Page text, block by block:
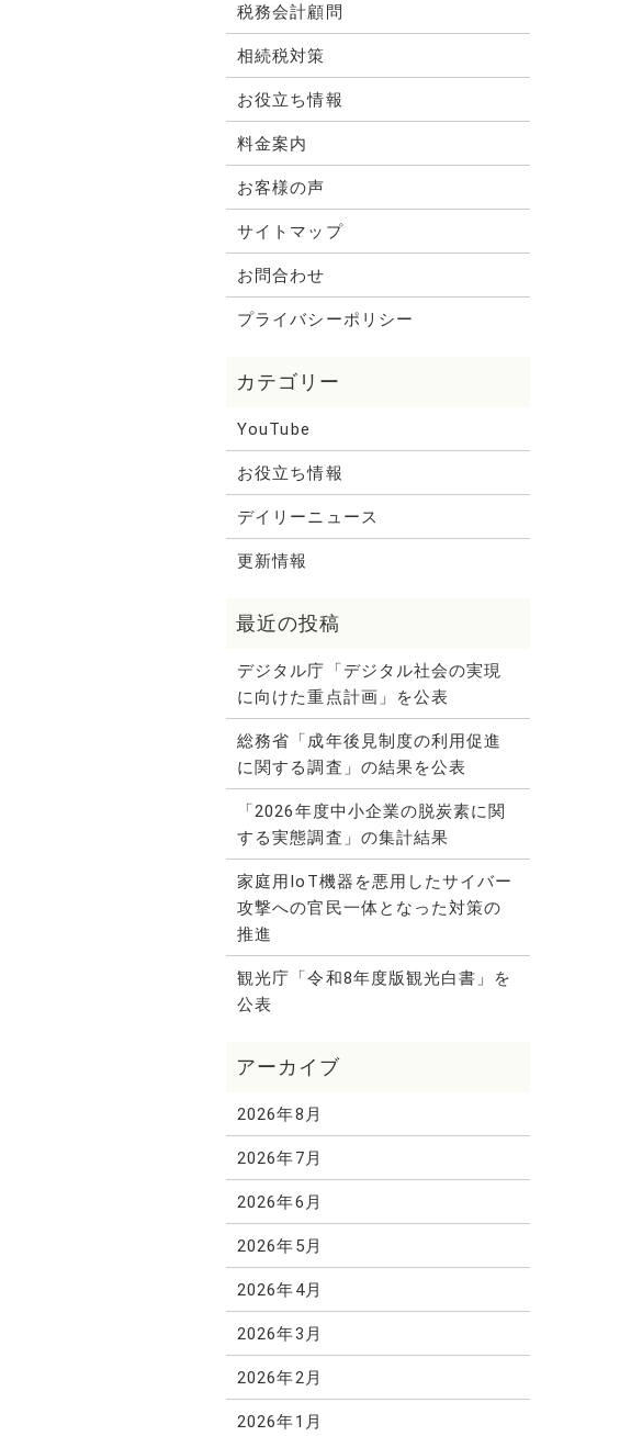
税務会計顧問
相続税対策
お役立ち情報
料金案内
お客様の声
サイトマップ
お問合わせ
プライバシーポリシー
YouTube
お役立ち情報
デイリーニュース
更新情報
デジタル庁「デジタル社会の実現
に向けた重点計画」を公表
総務省「成年後見制度の利用促進
に関する調査」の結果を公表
「2026年度中小企業の脱炭素に関
する実態調査」の集計結果
家庭用IoT機器を悪用したサイバー
攻撃への官民一体となった対策の
推進
観光庁「令和8年度版観光白書」を
公表
2026年8月
2026年7月
2026年6月
2026年5月
2026年4月
2026年3月
2026年2月
2026年1月